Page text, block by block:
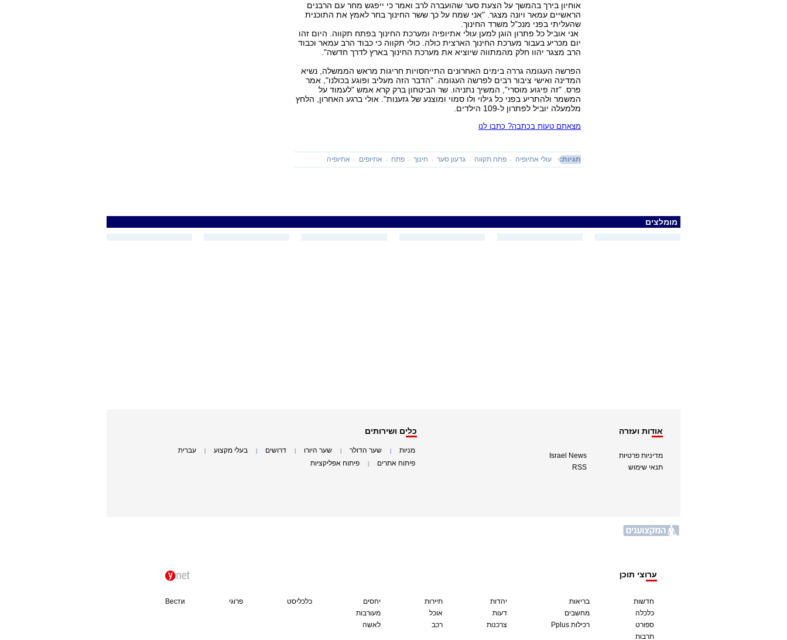
אוחיון בירך בהמשך על הצעת סער שהועברה לרב ואמר כי ייפגש מחר עם הרבנים
הראשיים עמאר ויונה מצגר. "אני שמח על כך ששר החינוך בחר לאמץ את התוכנית
שהעליתי בפני מנכ"ל משרד החינוך.
אני אוביל כל פתרון הוגן למען עולי אתיופיה ומערכת החינוך בפתח תקווה. היום זהו
יום מכריע בעבור מערכת החינוך הארצית כולה. כולי תקווה כי כבוד הרב עמאר וכבוד
הרב מצגר יהוו חלק מהמתווה שיוציא את מערכת החינוך בארץ לדרך חדשה".
הפרשה העגומה גררה בימים האחרונים התייחסויות חריגות מראש הממשלה, נשיא
המדינה ואישי ציבור רבים לפרשה העגומה. "הדבר הזה מעליב ופוגע בכולנו", אמר
פרס. "זה פיגוע מוסרי", המשיך נתניהו. שר הביטחון ברק קרא אמש "לעמוד על
המשמר ולהתריע בפני כל גילוי ולו סמוי ומוצנע של גזענות". אולי ברגע האחרון, הלחץ
מלמעלה יוביל לפתרון ל-109 הילדים.
מצאתם טעות בכתבה? כתבו לנו
תגיות: עולי אתיופיה פתח תקווה גדעון סער חינוך פתח אתיופים אתיופיה
מומלצים
אודות ועזרה
מדיניות פרטיות
תנאי שימוש
Israel News
RSS
כלים ושירותים
מניות שער הדולר שער היורו דרושים בעלי מקצוע עברית
פיתוח אתרים פיתוח אפליקציות
ערוצי תוכן
חדשות
כלכלה
ספורט
תרבות
בריאות
מחשבים
Pplus רכילות
יהדות
דעות
צרכנות
תיירות
אוכל
רכב
יחסים
מעורבות
לאשה
כלכליסט פרוגי Вести